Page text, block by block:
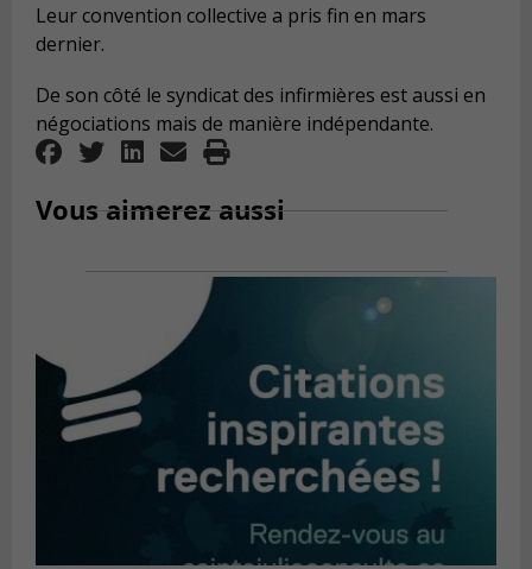
Leur convention collective a pris fin en mars
dernier.
De son côté le syndicat des infirmières est aussi en
négociations mais de manière indépendante.
Vous aimerez aussi